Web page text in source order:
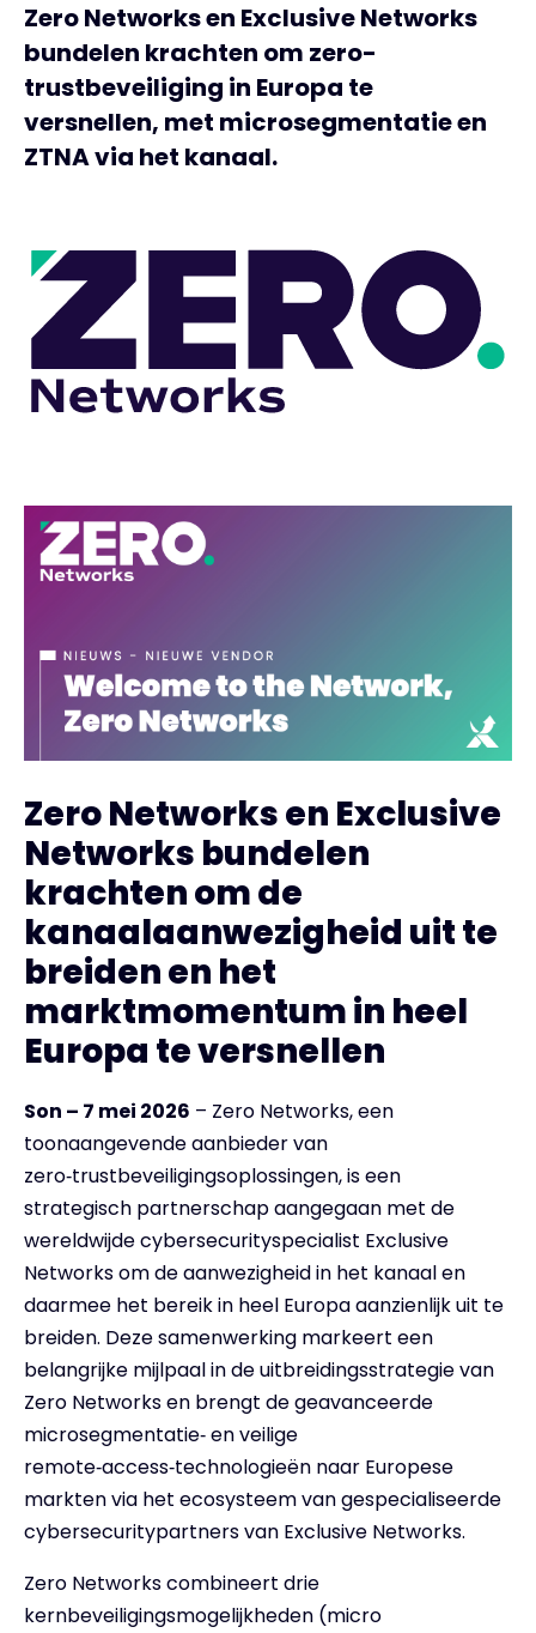
Zero Networks en Exclusive Networks
bundelen krachten om zero-
trustbeveiliging in Europa te
versnellen, met microsegmentatie en
ZTNA via het kanaal.
Zero Networks en Exclusive
Networks bundelen
krachten om de
kanaalaanwezigheid uit te
breiden en het
marktmomentum in heel
Europa te versnellen
Son – 7 mei 2026 – Zero Networks, een
toonaangevende aanbieder van
zero‑trustbeveiligingsoplossingen, is een
strategisch partnerschap aangegaan met de
wereldwijde cybersecurityspecialist Exclusive
Networks om de aanwezigheid in het kanaal en
daarmee het bereik in heel Europa aanzienlijk uit te
breiden. Deze samenwerking markeert een
belangrijke mijlpaal in de uitbreidingsstrategie van
Zero Networks en brengt de geavanceerde
microsegmentatie‑ en veilige
remote‑access‑technologieën naar Europese
markten via het ecosysteem van gespecialiseerde
cybersecuritypartners van Exclusive Networks.
Zero Networks combineert drie
kernbeveiligingsmogelijkheden (micro